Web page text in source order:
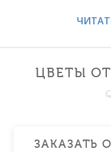
ЦВЕТЫ ОТ
ЗАКАЗАТЬ